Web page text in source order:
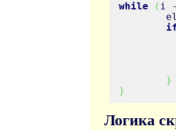
while ( i
}
}
Логика